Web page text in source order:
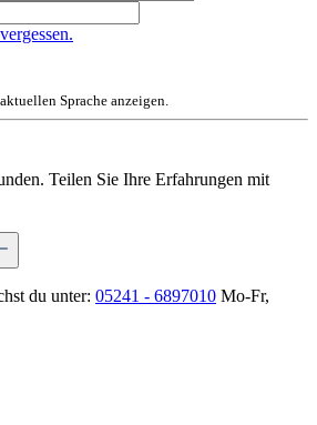
Sprache anzeigen.
Teilen Sie Ihre Erfahrungen mit
du unter: 05241 - 6897010 Mo-Fr,